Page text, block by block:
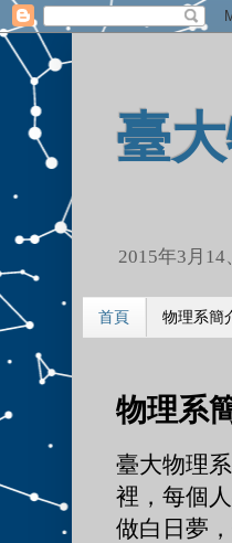
臺
2015年3月
首頁 物理系簡
物理系
臺大物理
裡，每個
做白日夢